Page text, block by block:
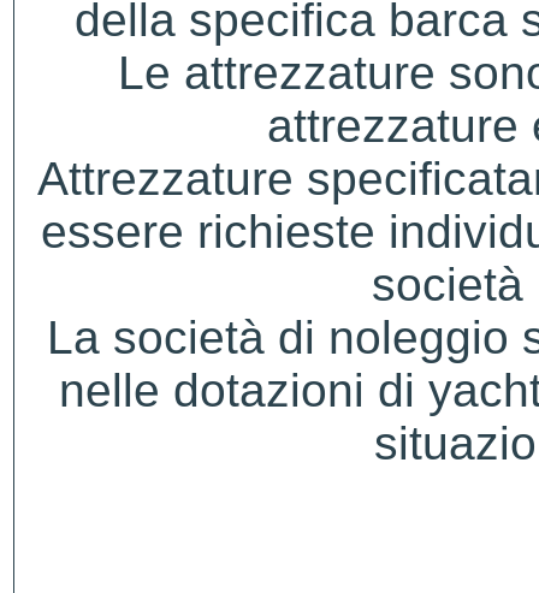
della specifica barca
Le attrezzature
attrezzature
Attrezzature
essere richieste
società
La società di noleggio
nelle dotazioni di